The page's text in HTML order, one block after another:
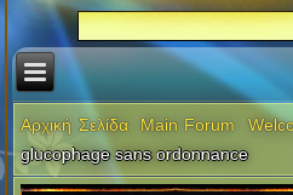
Αρχική Σελίδα Main Forum
glucophage sans ordonnance